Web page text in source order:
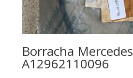
Borracha Mercedes
A12962110096